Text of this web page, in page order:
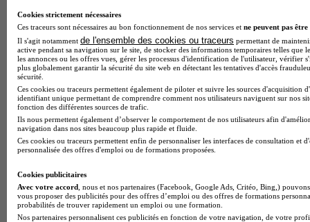
Note de 1 sur 5
Cookies strictement nécessaires
Ces traceurs sont nécessaires au bon fonctionnement de nos services et ne peuvent pas être
Il s'agit notamment de l'ensemble des cookies ou traceurs permettant de
active pendant sa navigation sur le site, de stocker des informations temporaires telles que
les annonces ou les offres vues, gérer les processus d'identification de l'utilisateur, vérifier
plus globalement garantir la sécurité du site web en détectant les tentatives d'accès
sécurité.
Ces cookies ou traceurs permettent également de piloter et suivre les sources d'acquisition
identifiant unique permettant de comprendre comment nos utilisateurs naviguent sur nos
fonction des différentes sources de trafic.
Ils nous permettent également d’observer le comportement de nos utilisateurs afin
navigation dans nos sites beaucoup plus rapide et fluide.
Ces cookies ou traceurs permettent enfin de personnaliser les interfaces de consultation et
personnalisée des offres d'emploi ou de formations proposées.
Cookies publicitaires
Avec votre accord , nous et nos partenaires (Facebook, Google Ads, Critéo, Bing,)
vous proposer des publicités pour des offres d’emploi ou des offres de formations
probabilités de trouver rapidement un emploi ou une formation.
Nos partenaires personnalisent ces publicités en fonction de votre navigation, de votre